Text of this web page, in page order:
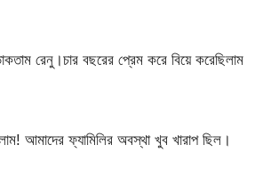
রেনু।চার বছরের প্রেম করে বিয়ে করেছিলাম
আমাদের ফ্যামিলির অবস্থা খুব খারাপ ছিল।